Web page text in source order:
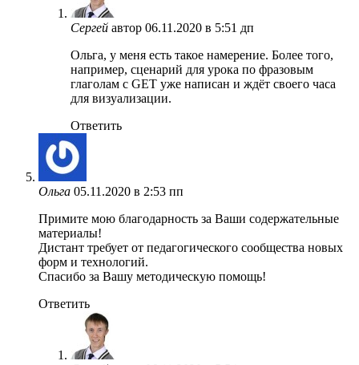
Сергей автор 06.11.2020 в 5:51 дп
Ольга, у меня есть такое намерение. Более того,
например, сценарий для урока по фразовым
глаголам с GET уже написан и ждёт своего часа
для визуализации.
Ответить
Ольга 05.11.2020 в 2:53 пп
Примите мою благодарность за Ваши содержательные
материалы!
Дистант требует от педагогического сообщества новых
форм и технологий.
Спасибо за Вашу методическую помощь!
Ответить